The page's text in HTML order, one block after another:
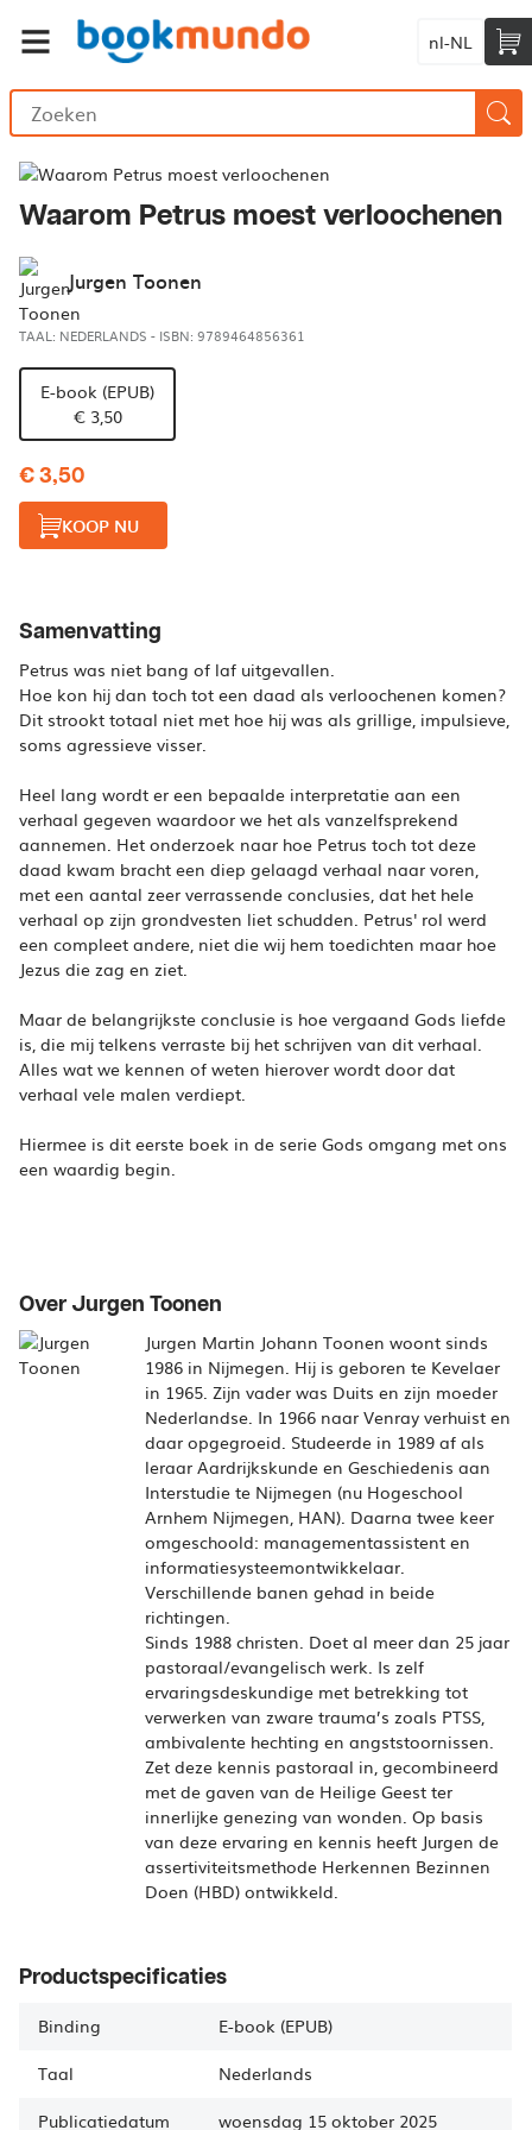
nl-NL
Waarom Petrus moest verloochenen
Jurgen Toonen
TAAL: NEDERLANDS - ISBN: 9789464856361
E-book (EPUB)
€ 3,50
€ 3,50
KOOP NU
Samenvatting
Petrus was niet bang of laf uitgevallen.
Hoe kon hij dan toch tot een daad als verloochenen komen?
Dit strookt totaal niet met hoe hij was als grillige, impulsieve,
soms agressieve visser.
Heel lang wordt er een bepaalde interpretatie aan een
verhaal gegeven waardoor we het als vanzelfsprekend
aannemen. Het onderzoek naar hoe Petrus toch tot deze
daad kwam bracht een diep gelaagd verhaal naar voren,
met een aantal zeer verrassende conclusies, dat het hele
verhaal op zijn grondvesten liet schudden. Petrus' rol werd
een compleet andere, niet die wij hem toedichten maar hoe
Jezus die zag en ziet.
Maar de belangrijkste conclusie is hoe vergaand Gods liefde
is, die mij telkens verraste bij het schrijven van dit verhaal.
Alles wat we kennen of weten hierover wordt door dat
verhaal vele malen verdiept.
Hiermee is dit eerste boek in de serie Gods omgang met ons
een waardig begin.
Over Jurgen Toonen
Jurgen Martin Johann Toonen woont sinds
1986 in Nijmegen. Hij is geboren te Kevelaer
in 1965. Zijn vader was Duits en zijn moeder
Nederlandse. In 1966 naar Venray verhuist en
daar opgegroeid. Studeerde in 1989 af als
leraar Aardrijkskunde en Geschiedenis aan
Interstudie te Nijmegen (nu Hogeschool
Arnhem Nijmegen, HAN). Daarna twee keer
omgeschoold: managementassistent en
informatiesysteemontwikkelaar.
Verschillende banen gehad in beide
richtingen.
Sinds 1988 christen. Doet al meer dan 25 jaar
pastoraal/evangelisch werk. Is zelf
ervaringsdeskundige met betrekking tot
verwerken van zware trauma’s zoals PTSS,
ambivalente hechting en angststoornissen.
Zet deze kennis pastoraal in, gecombineerd
met de gaven van de Heilige Geest ter
innerlijke genezing van wonden. Op basis
van deze ervaring en kennis heeft Jurgen de
assertiviteitsmethode Herkennen Bezinnen
Doen (HBD) ontwikkeld.
Productspecificaties
Binding
E-book (EPUB)
Taal
Nederlands
Publicatiedatum
woensdag 15 oktober 2025